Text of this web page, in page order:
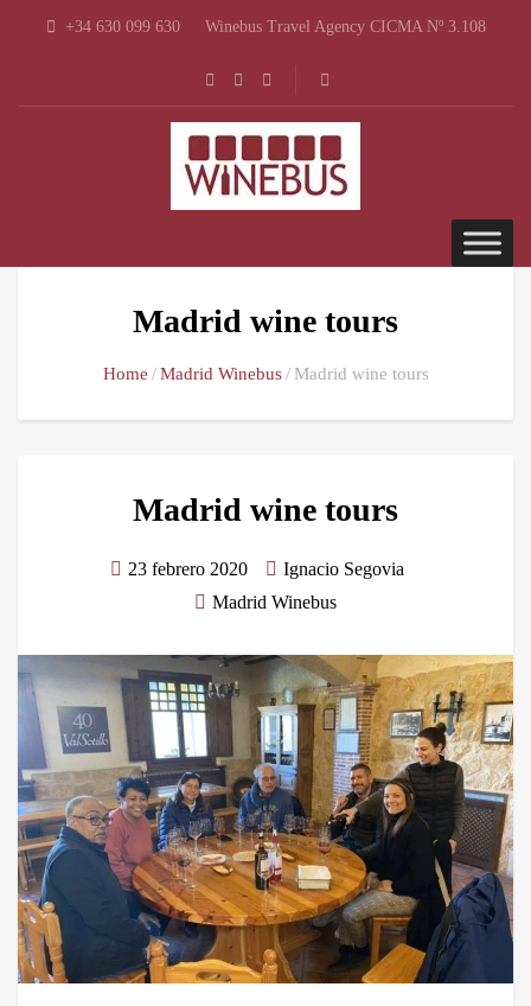
+34 630 099 630 Winebus Travel Agency CICMA Nº 3.108
Madrid wine tours
Home Madrid Winebus Madrid wine tours
Madrid wine tours
23 febrero 2020
Ignacio Segovia
Madrid Winebus